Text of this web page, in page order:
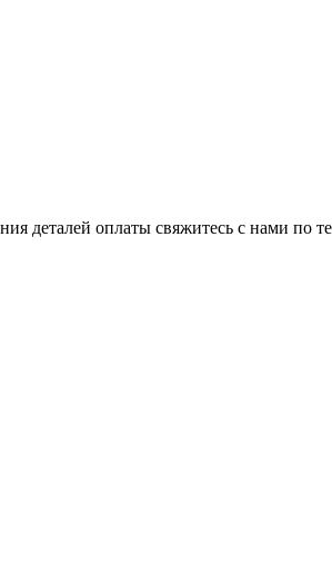
деталей оплаты свяжитесь с нами по